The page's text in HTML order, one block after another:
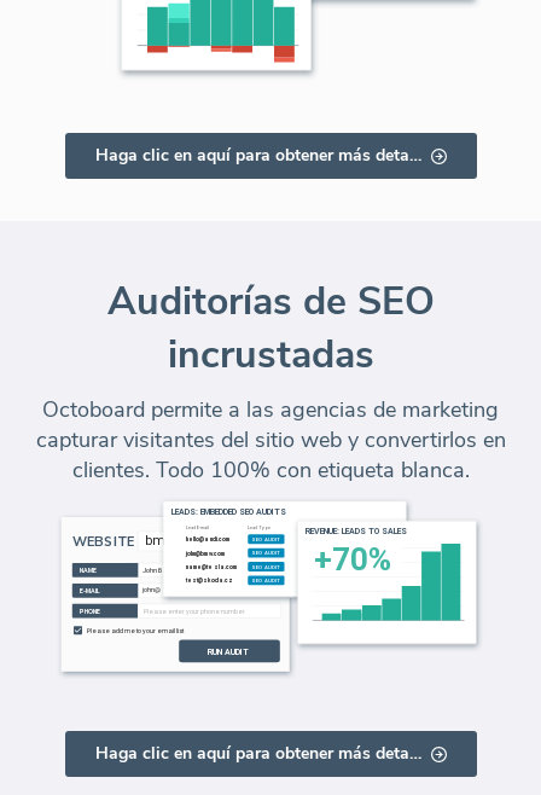
Haga clic en aquí para obtener más detalles
Auditorías de SEO
incrustadas
Octoboard permite a las agencias de marketing
capturar visitantes del sitio web y convertirlos en
clientes. Todo 100% con etiqueta blanca.
Haga clic en aquí para obtener más detalles